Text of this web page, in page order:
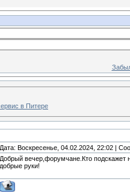
в Питере
Дата: Воскресенье, 04.02.2024, 22:02 |
Добрый вечер,форумчане.Кто подскажет
добрые руки!